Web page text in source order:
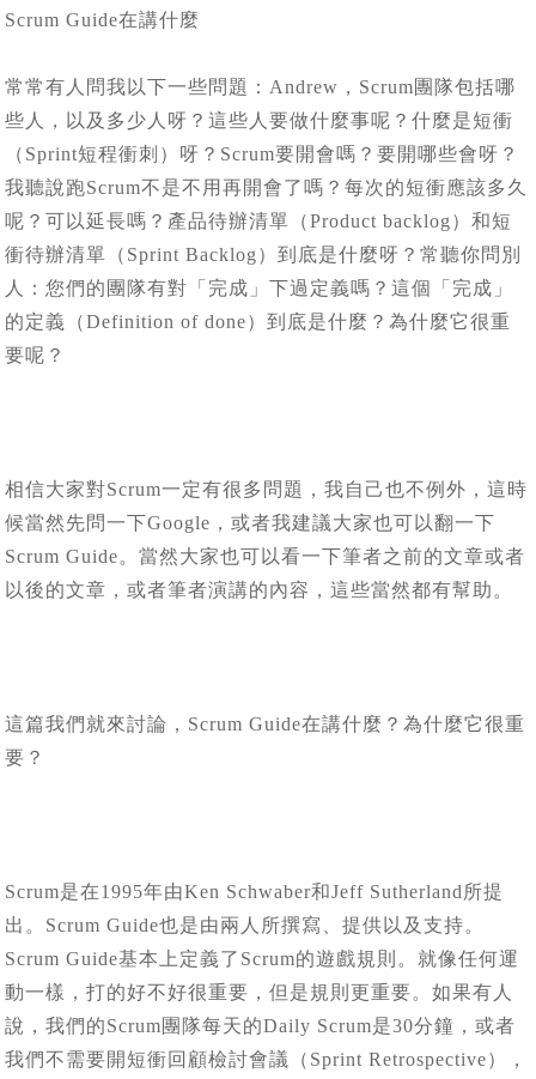
Scrum Guide在講什麼
常常有人問我以下一些問題：Andrew，Scrum團隊包括哪
些人，以及多少人呀？這些人要做什麼事呢？什麼是短衝
（Sprint短程衝刺）呀？Scrum要開會嗎？要開哪些會呀？
我聽說跑Scrum不是不用再開會了嗎？每次的短衝應該多久
呢？可以延長嗎？產品待辦清單（Product backlog）和短
衝待辦清單（Sprint Backlog）到底是什麼呀？常聽你問別
人：您們的團隊有對「完成」下過定義嗎？這個「完成」
的定義（Definition of done）到底是什麼？為什麼它很重
要呢？
相信大家對Scrum一定有很多問題，我自己也不例外，這時
候當然先問一下Google，或者我建議大家也可以翻一下
Scrum Guide。當然大家也可以看一下筆者之前的文章或者
以後的文章，或者筆者演講的內容，這些當然都有幫助。
這篇我們就來討論，Scrum Guide在講什麼？為什麼它很重
要？
Scrum是在1995年由Ken Schwaber和Jeff Sutherland所提
出。Scrum Guide也是由兩人所撰寫、提供以及支持。
Scrum Guide基本上定義了Scrum的遊戲規則。就像任何運
動一樣，打的好不好很重要，但是規則更重要。如果有人
說，我們的Scrum團隊每天的Daily Scrum是30分鐘，或者
我們不需要開短衝回顧檢討會議（Sprint Retrospective），